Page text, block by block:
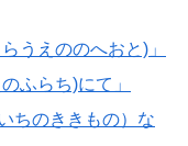
うえののへおと)」
ふらち)にて」
ちのききもの）な